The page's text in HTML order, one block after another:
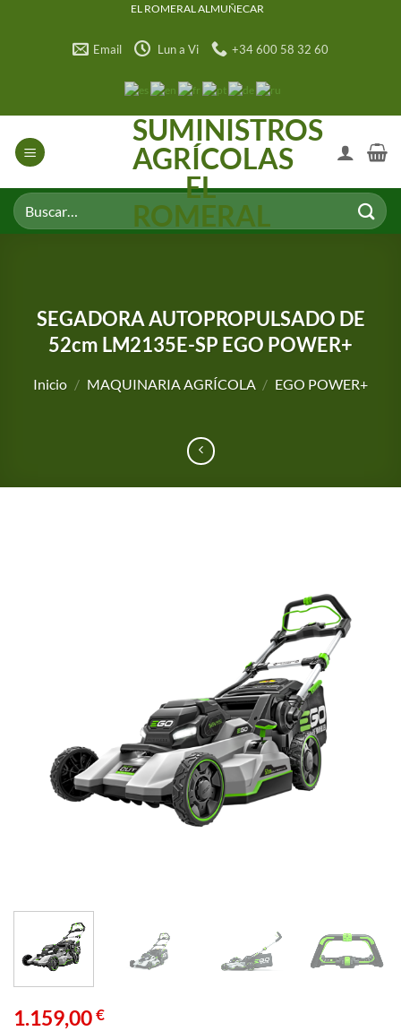
EL ROMERAL ALMUÑECAR
Email Lun a Vi +34 600 58 32 60
SUMINISTROS
AGRÍCOLAS
EL
ROMERAL
Buscar
por:
SEGADORA AUTOPROPULSADO DE
52cm LM2135E-SP EGO POWER+
Inicio / MAQUINARIA AGRÍCOLA / EGO POWER+
1.159,00€